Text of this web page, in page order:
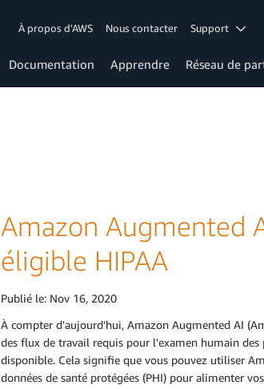
À propos d'AWS Nous contacter Support
Documentation Apprendre Réseau de
Amazon Augmented
éligible HIPAA
Publié le: Nov 16, 2020
À compter d'aujourd'hui, Amazon Augmented AI
des flux de travail requis pour l'examen humain
disponible. Cela signifie que vous pouvez utiliser
données de santé protégées (PHI) pour alimenter